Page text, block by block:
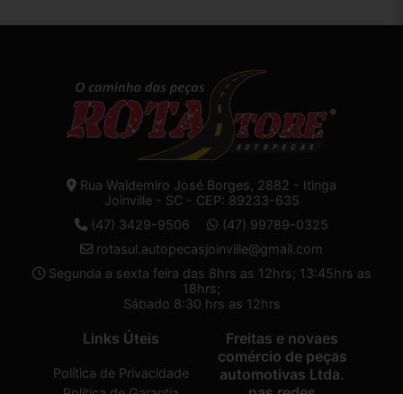
Rua Waldemiro José Borges, 2882 - Itinga
Joinville - SC - CEP: 89233-635
(47) 3429-9506
(47) 99789-0325
rotasul.autopecasjoinville@gmail.com
Segunda a sexta feira das 8hrs as 12hrs; 13:45hrs as
18hrs;
Sábado 8:30 hrs as 12hrs
Links Úteis
Política de Privacidade
Freitas e novaes
comércio de peças
automotivas Ltda.